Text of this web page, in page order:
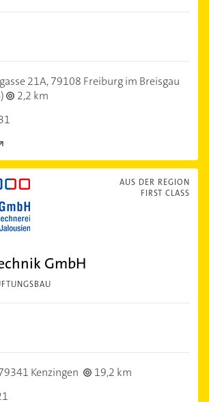
21A,79108 Freiburg im Breisgau
2,2 km
AUS DER REGION
FIRST CLASS
GmbH
Kenzingen
19,2 km